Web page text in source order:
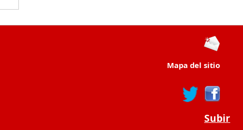
Mapa del sitio
Subir